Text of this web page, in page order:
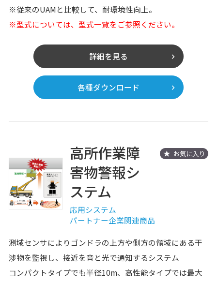
※従来のUAMと比較して、耐環境性向上。
※型式については、型式一覧をご参照ください。
詳細を見る
各種ダウンロード
お気に入り
高所作業障
害物警報シ
ステム
応用システム
パートナー企業関連商品
測域センサによりゴンドラの上方や側方の領域にある干
渉物を監視し、接近を音と光で通知するシステム
コンパクトタイプでも半径10m、高性能タイプでは最大